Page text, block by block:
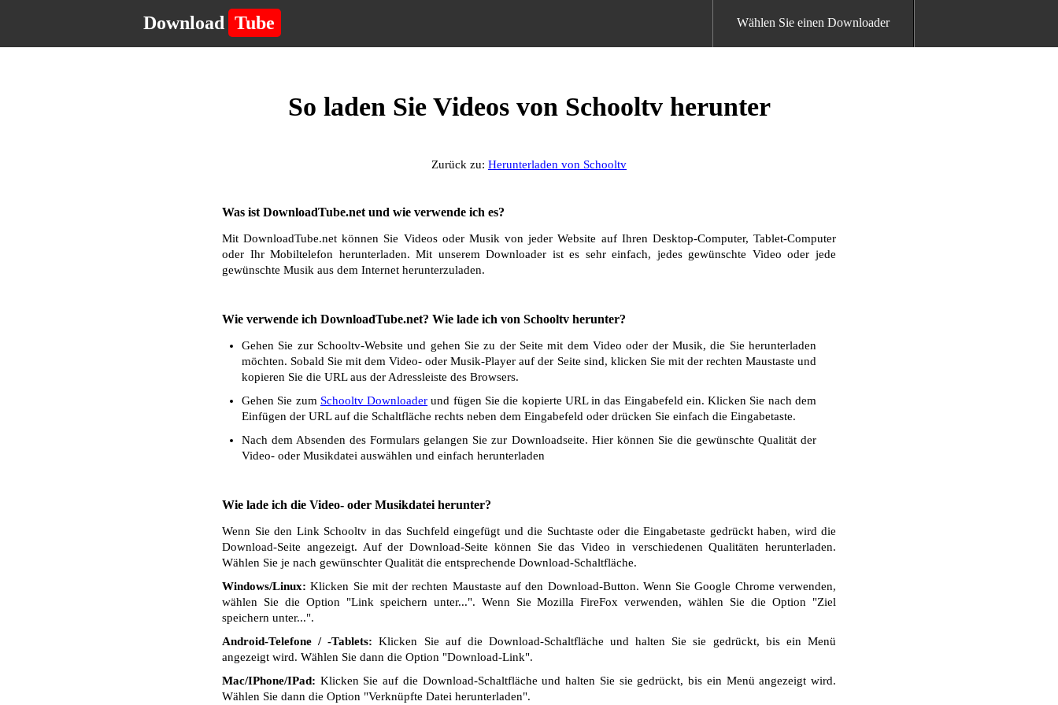
Download Tube Wählen Sie einen Downloader
So laden Sie Videos von Schooltv herunter
Zurück zu: Herunterladen von Schooltv
Was ist DownloadTube.net und wie verwende ich es?
Mit DownloadTube.net können Sie Videos oder Musik von jeder Website auf Ihren Desktop-Computer, Tablet-Computer
oder Ihr Mobiltelefon herunterladen. Mit unserem Downloader ist es sehr einfach, jedes gewünschte Video oder jede
gewünschte Musik aus dem Internet herunterzuladen.
Wie verwende ich DownloadTube.net? Wie lade ich von Schooltv herunter?
Gehen Sie zur Schooltv-Website und gehen Sie zu der Seite mit dem Video oder der Musik, die Sie herunterladen
möchten. Sobald Sie mit dem Video- oder Musik-Player auf der Seite sind, klicken Sie mit der rechten Maustaste und
kopieren Sie die URL aus der Adressleiste des Browsers.
Gehen Sie zum Schooltv Downloader und fügen Sie die kopierte URL in das Eingabefeld ein. Klicken Sie nach dem
Einfügen der URL auf die Schaltfläche rechts neben dem Eingabefeld oder drücken Sie einfach die Eingabetaste.
Nach dem Absenden des Formulars gelangen Sie zur Downloadseite. Hier können Sie die gewünschte Qualität der
Video- oder Musikdatei auswählen und einfach herunterladen
Wie lade ich die Video- oder Musikdatei herunter?
Wenn Sie den Link Schooltv in das Suchfeld eingefügt und die Suchtaste oder die Eingabetaste gedrückt haben, wird die
Download-Seite angezeigt. Auf der Download-Seite können Sie das Video in verschiedenen Qualitäten herunterladen.
Wählen Sie je nach gewünschter Qualität die entsprechende Download-Schaltfläche.
Windows/Linux: Klicken Sie mit der rechten Maustaste auf den Download-Button. Wenn Sie Google Chrome verwenden,
wählen Sie die Option "Link speichern unter...". Wenn Sie Mozilla FireFox verwenden, wählen Sie die Option "Ziel
speichern unter...".
Android-Telefone / -Tablets: Klicken Sie auf die Download-Schaltfläche und halten Sie sie gedrückt, bis ein Menü
angezeigt wird. Wählen Sie dann die Option "Download-Link".
Mac/IPhone/IPad: Klicken Sie auf die Download-Schaltfläche und halten Sie sie gedrückt, bis ein Menü angezeigt wird.
Wählen Sie dann die Option "Verknüpfte Datei herunterladen".